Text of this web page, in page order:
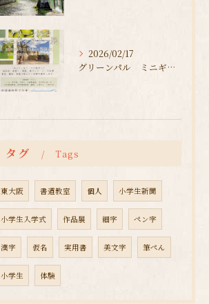
2026/02/17
グリーンパル ミニギャラリー展
タグ Tags
東大阪 書道教室 個人 小学生新聞
小学生入学式 作品展 細字 ペン字
漢字 仮名 実用書 美文字 筆ぺん
小学生 体験